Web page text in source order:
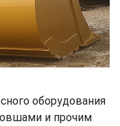
оборудования
и прочим